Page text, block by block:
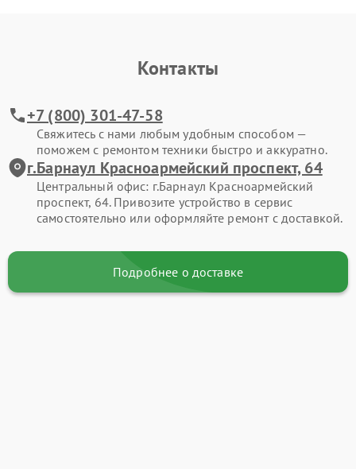
Контакты
+7 (800) 301-47-58
Свяжитесь с нами любым удобным способом —
поможем с ремонтом техники быстро и аккуратно.
г.Барнаул Красноармейский проспект, 64
Центральный офис: г.Барнаул Красноармейский
проспект, 64. Привозите устройство в сервис
самостоятельно или оформляйте ремонт с доставкой.
Подробнее о доставке